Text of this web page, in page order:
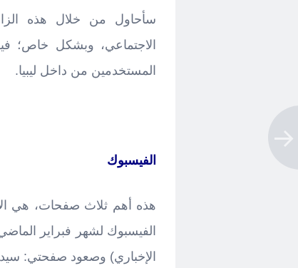
سأحاول من خلال هذه
الاجتماعي، وبشكل خاص؛
المستخدمين من داخل ليبيا.
الفيسبوك
هذه أهم ثلاث صفحات، هي
الفيسبوك لشهر فبراير
الإخباري) وصعود صفحتي: